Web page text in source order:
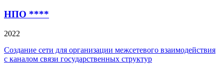
НПО ****
2022
Создание сети для организации межсетевого взаимодействия
с каналом связи государственных структур